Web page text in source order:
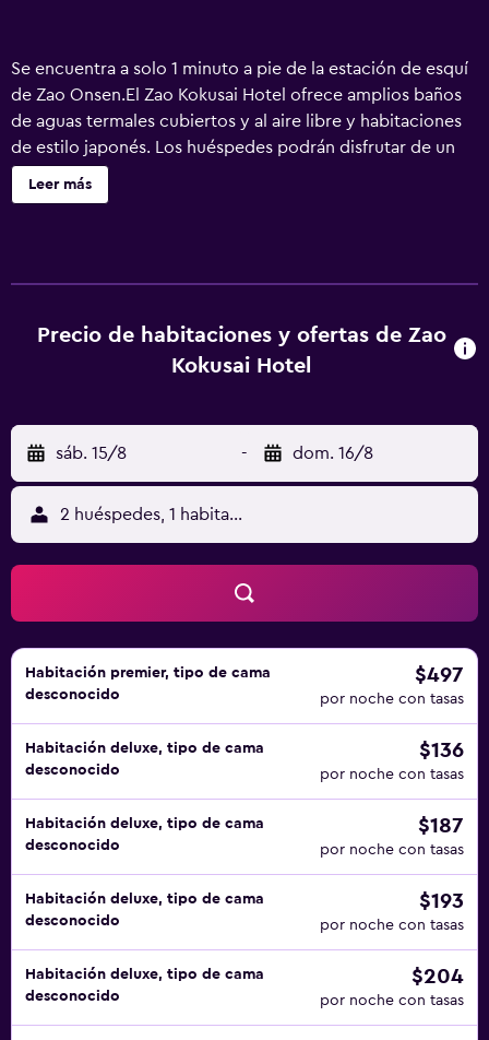
Se encuentra a solo 1 minuto a pie de la estación de esquí
de Zao Onsen.El Zao Kokusai Hotel ofrece amplios baños
de aguas termales cubiertos y al aire libre y habitaciones
de estilo japonés. Los huéspedes podrán disfrutar de un
masaje rápido de 10 minutos en el salón o solicitar un
masaje más largo en su habitación. Se ofrece un servicio
habitaciones de estilo occidental con camas y suelo de
moqueta. TV de pantalla plana vía satélite, nevera y
baño dispone de secador de pelo. El baño de aguas
termales se puede reservar para uso privado y se pueden
alquilar equipos de esquí por un suplemento. El
establecimiento alberga una tienda de regalos y salas de
karaoke. Todas las comidas se sirven en el comedor. El
Hotel Zao Kokusai se encuentra a 40 minutos en coche del
volcán Okama y a 50 minutos en coche del templo
Risshaku-ji. El aeropuerto de Yamagata está a 1 hora en
coche.
Leer más
Precio de habitaciones y ofertas de Zao
Kokusai Hotel
sáb. 15/8 - dom. 16/8
2 huéspedes, 1 habitación
Habitación premier, tipo de cama
desconocido
$497
por noche con tasas
Habitación deluxe, tipo de cama
desconocido
$136
por noche con tasas
Habitación deluxe, tipo de cama
desconocido
$187
por noche con tasas
Habitación deluxe, tipo de cama
desconocido
$193
por noche con tasas
Habitación deluxe, tipo de cama
desconocido
$204
por noche con tasas